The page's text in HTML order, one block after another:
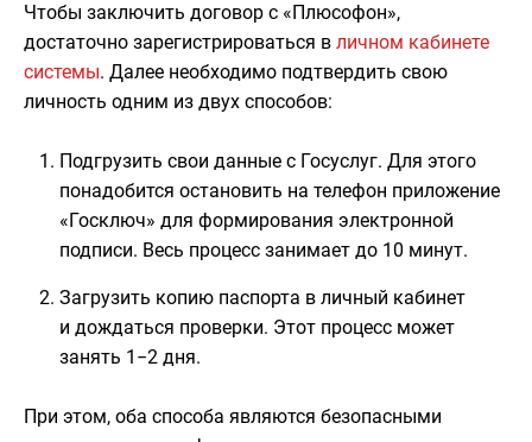
Чтобы заключить договор с «Плюсофон»,
достаточно зарегистрироваться в личном кабинете
системы. Далее необходимо подтвердить свою
личность одним из двух способов:
Подгрузить свои данные с Госуслуг. Для этого
понадобится остановить на телефон приложение
«Госключ» для формирования электронной
подписи. Весь процесс занимает до 10 минут.
Загрузить копию паспорта в личный кабинет
и дождаться проверки. Этот процесс может
занять 1−2 дня.
При этом, оба способа являются безопасными